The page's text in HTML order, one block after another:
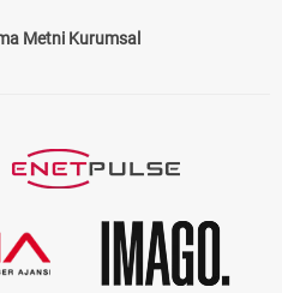
Metni Kurumsal